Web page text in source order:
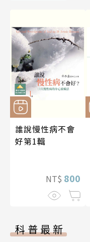
誰說慢性病不會
好第1輯
NT$ 800
科普最新